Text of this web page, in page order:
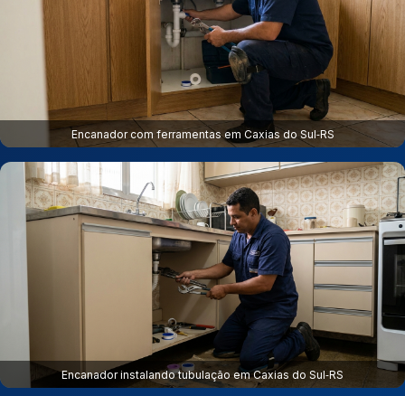
Encanador com ferramentas em Caxias do Sul‑RS
Encanador instalando tubulação em Caxias do Sul‑RS